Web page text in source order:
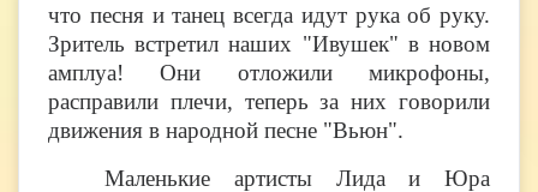
что песня и танец всегда идут рука об руку.
Зритель встретил наших "Ивушек" в новом
амплуа! Они отложили микрофоны,
расправили плечи, теперь за них говорили
движения в народной песне "Вьюн".
Маленькие артисты Лида и Юра